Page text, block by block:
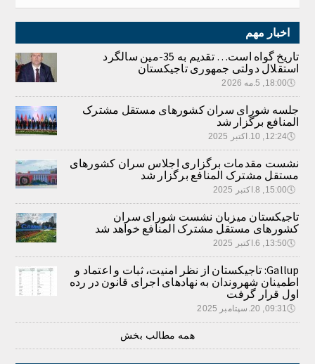
اخبار مهم
تاریخ گواه است… تقدیم به 35-مین سالگرد
استقلال دولتی جمهوری تاجیکستان
🕔18:00, 5.مه 2026
جلسه شورای سران کشورهای مستقل مشترک
المنافع برگزار شد
🕔12:24, 10.اکتبر 2025
نشست مقدمات برگزاری اجلاس سران کشورهای
مستقل مشترک المنافع برگزار شد
🕔15:00, 8.اکتبر 2025
تاجیکستان میزبان نشست شورای سران
کشورهای مستقل مشترک المنافع خواهد شد
🕔13:50, 6.اکتبر 2025
Gallup: تاجیکستان از نظر امنیت، ثبات و اعتماد و
اطمینان شهروندان به نهادهای اجرای قانون در رده
اول قرار گرفت
🕔09:31, 20.سپتامبر 2025
همه مطالب بخش